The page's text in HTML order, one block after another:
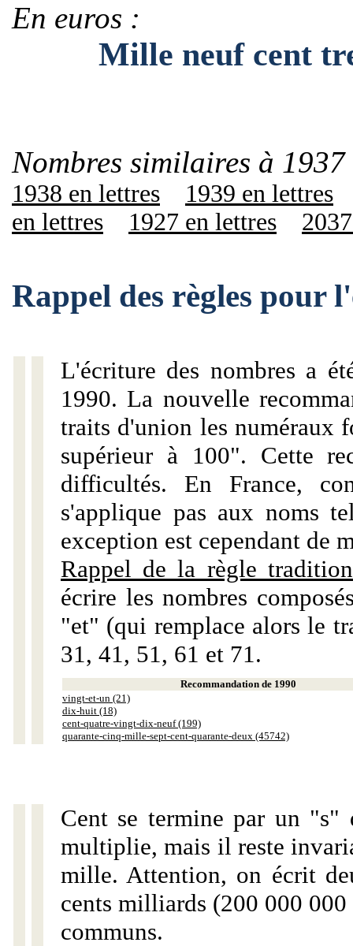
En euros :
Mille neuf cent
Nombres similaires à
1938 en lettres
1939 en lettres
en lettres
1927 en lettres
Rappel des règles pour
L'écriture des nombres a
1990. La nouvelle
traits d'union les numéraux
supérieur à 100". Cette
difficultés. En France,
s'applique pas aux noms
exception est cependant de
Rappel de la règle
écrire les nombres
"et" (qui remplace alors le
31, 41, 51, 61 et 71.
Recommandation de 1990
vingt-et-un (21)
dix-huit (18)
cent-quatre-vingt-dix-neuf (199)
quarante-cinq-mille-sept-cent-quarante-deux (45742)
Cent se termine par un "s"
multiplie, mais il reste
mille. Attention, on écrit
cents milliards (200 000
communs.